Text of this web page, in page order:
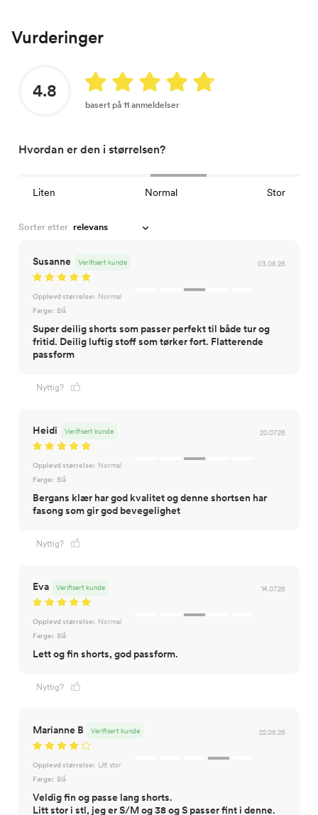
Vurderinger
4.8
basert på 11 anmeldelser
Hvordan er den i størrelsen?
Liten Normal Stor
Sorter etter
Susanne 03.08.26
Verifisert kunde
Opplevd størrelse: Normal
Farge: Blå
Super deilig shorts som passer perfekt til både tur og
fritid. Deilig luftig stoff som tørker fort. Flatterende
passform
Nyttig?
Heidi 20.07.26
Verifisert kunde
Opplevd størrelse: Normal
Farge: Blå
Bergans klær har god kvalitet og denne shortsen har
fasong som gir god bevegelighet
Nyttig?
Eva 14.07.26
Verifisert kunde
Opplevd størrelse: Normal
Farge: Blå
Lett og fin shorts, god passform.
Nyttig?
Marianne B 22.06.26
Verifisert kunde
Opplevd størrelse: Litt stor
Farge: Blå
Veldig fin og passe lang shorts.
Litt stor i stl, jeg er S/M og 38 og S passer fint i denne.